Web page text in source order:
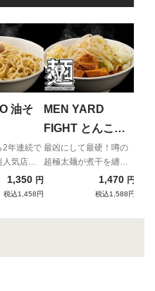
油そ
2年連続で
人気店の
1,350 円
税込1,458円
MEN YARD
FIGHT とんこつ
煮干ラーメン
最凶にして最硬！噂の
超極太麺が煮干を纏っ
1,470 円
税込1,588円